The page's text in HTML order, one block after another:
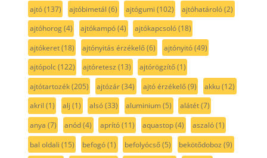
ajtó(137) ajtóbimetál (6) ajtógumi (102) ajtóhatároló(2)
ajtóhorog(4) ajtókampó(4) ajtókapcsoló(18)
ajtókeret(18) ajtónyitás érzékelő(6) ajtónyitó(49)
ajtópolc(122) ajtóretesz (13) ajtórögzítő(1)
ajtótartozék(205) ajtózár(34) ajtó érzékelő(9) akku(12)
akril (1) alj (1) alsó(33) aluminium(5) alátét(7)
anya (7) anód(4) aprító(11) aquastop(4) aszaló(1)
bal oldali (15) befogó(1) befolyócső(5) bekötődoboz (9)